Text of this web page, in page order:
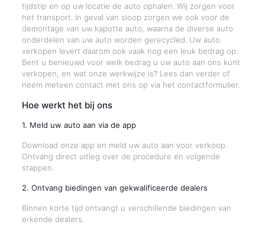
tijdstip en op uw locatie de auto ophalen. Wij zorgen voor
het transport. In geval van sloop zorgen we ook voor de
demontage van uw kapotte auto, waarna de diverse auto
onderdelen van uw auto worden gerecycled. Uw auto
verkopen levert daarom ook vaak nog een leuk bedrag op.
Bent u benieuwd voor welk bedrag u uw auto aan ons kunt
verkopen, en wat onze werkwijze is? Lees dan verder of
neem meteen contact met ons op via het contactformulier.
Hoe werkt het bij ons
1. Meld uw auto aan via de app
Download onze app en meld uw auto aan voor verkoop.
Ontvang direct uitleg over de procedure en volgende
stappen.
2. Ontvang biedingen van gekwalificeerde dealers
Binnen korte tijd ontvangt u verschillende biedingen van
erkende dealers.